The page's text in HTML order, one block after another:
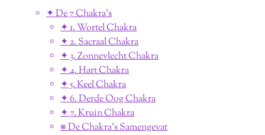
✦ De 7 Chakra's
✦ 1. Wortel Chakra
✦ 2. Sacraal Chakra
✦ 3. Zonnevlecht Chakra
✦ 4. Hart Chakra
✦ 5. Keel Chakra
✦ 6. Derde Oog Chakra
✦ 7. Kruin Chakra
⎈ De Chakra's Samengevat